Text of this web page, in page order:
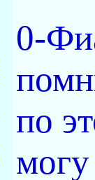
0-
по